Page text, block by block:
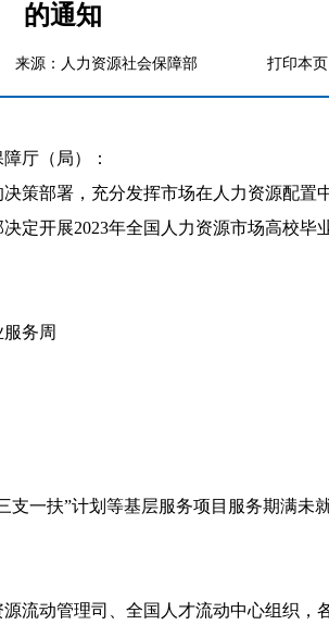
的通知
来源：人力资源社会保障部 打印本页
厅（局）：
策部署，充分发挥市场在人力资源配置
定开展2023年全国人力资源市场高校毕
务周
支一扶”计划等基层服务项目服务期满未
流动管理司、全国人才流动中心组织，